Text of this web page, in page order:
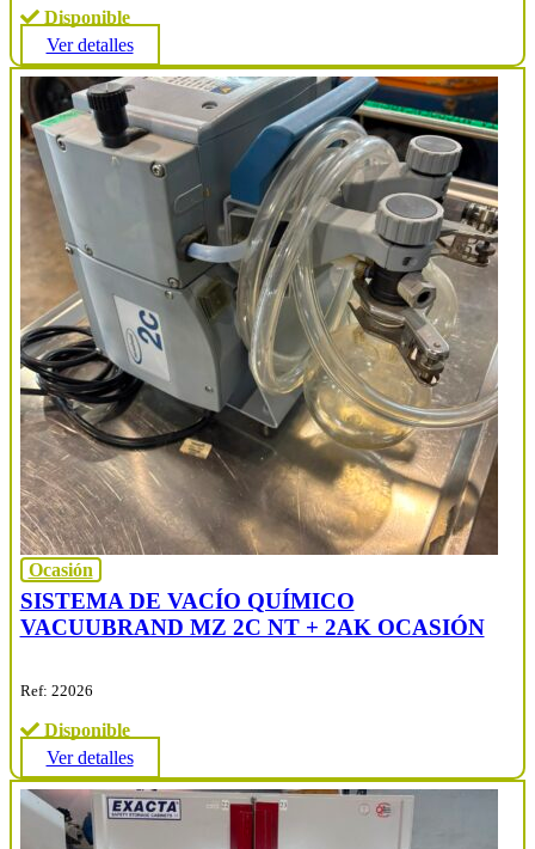
Disponible
Ver detalles
Ocasión
SISTEMA DE VACÍO QUÍMICO
VACUUBRAND MZ 2C NT + 2AK OCASIÓN
Ref: 22026
Disponible
Ver detalles